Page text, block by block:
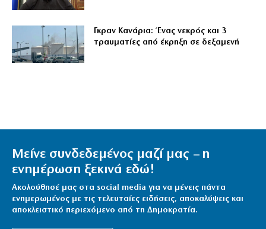
Γκραν Κανάρια: Ένας νεκρός και 3
τραυματίες από έκρηξη σε δεξαμενή
Μείνε συνδεδεμένος μαζί μας – η
ενημέρωση ξεκινά εδώ!
Ακολούθησέ μας στα social media για να μένεις πάντα
ενημερωμένος με τις τελευταίες ειδήσεις, αποκαλύψεις και
αποκλειστικό περιεχόμενο από τη Δημοκρατία.